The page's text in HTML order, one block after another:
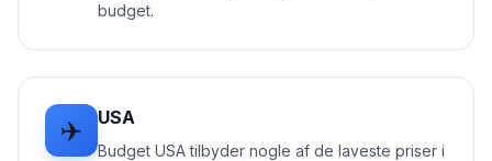
budget.
✈️ USA
Budget USA tilbyder nogle af de laveste priser i